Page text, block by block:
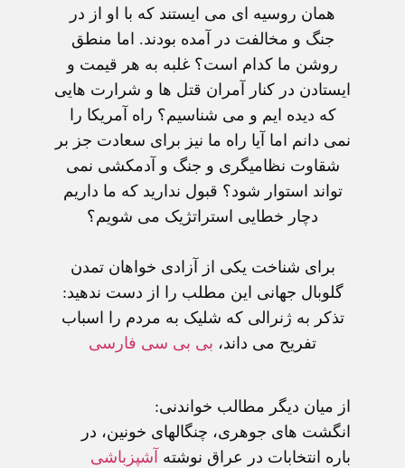
همان روسيه ای می ايستند که با او از در
جنگ و مخالفت در آمده بودند. اما منطق
روشن ما کدام است؟ غلبه به هر قيمت و
ايستادن در کنار آمران قتل ها و شرارت هايی
که ديده ايم و می شناسيم؟ راه آمريکا را
نمی دانم اما آيا راه ما نيز برای سعادت جز بر
شقاوت نظاميگری و جنگ و آدمکشی نمی
تواند استوار شود؟ قبول نداريد که ما داريم
دچار خطايی استراتژيک می شويم؟
برای شناخت يکی از آزادی خواهان تمدن
گلوبال جهانی اين مطلب را از دست ندهيد:
تذکر به ژنرالی که شليک به مردم را اسباب
تفريح می داند، بی بی سی فارسی
از ميان ديگر مطالب خواندنی:
انگشت های جوهری، چنگالهای خونين، در
باره انتخابات در عراق نوشته آشپزباشی